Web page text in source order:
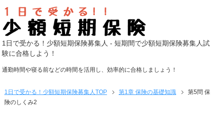
1日で受かる！少額短期保険募集人 - 短期間で少額短期保険募集人試
験に合格しよう！
通勤時間や寝る前などの時間を活用し、効率的に合格しましょう！
1日で受かる！少額短期保険募集人TOP 第1章 保険の基礎知識
第5問 保
険のしくみ2